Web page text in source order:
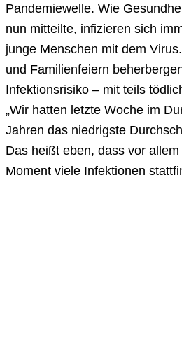
Pandemiewelle. Wie
nun mitteilte, infizieren sich
junge Menschen mit dem
und Familienfeiern
Infektionsrisiko – mit teils
„Wir hatten letzte Woche im
Jahren das niedrigste
Das heißt eben, dass vor
Moment viele Infektionen